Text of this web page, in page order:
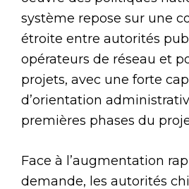
système repose sur une
étroite entre autorités
opérateurs de réseau et
projets, avec une forte
d’orientation
premières phases du
Face à l’augmentation
demande, les autorités